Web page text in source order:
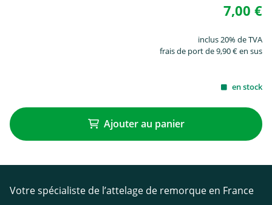
7,00 €
inclus 20% de TVA
frais de port de 9,90 € en sus
en stock
Ajouter au panier
Votre spécialiste de l’attelage de remorque en France